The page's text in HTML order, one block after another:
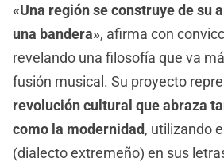
«Una región se construye de su
una bandera», afirma con
revelando una filosofía que va
fusión musical. Su proyecto
revolución cultural que abraza
como la modernidad, utilizando
(dialecto extremeño) en sus